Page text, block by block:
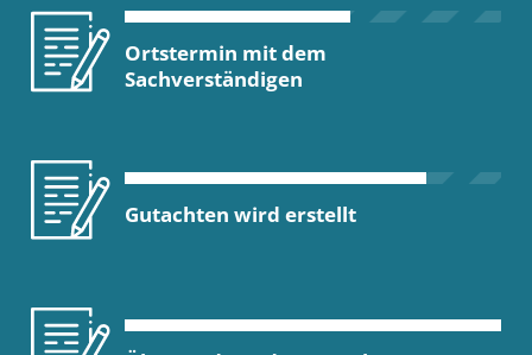
Ortstermin mit dem
Sachverständigen
Gutachten wird erstellt